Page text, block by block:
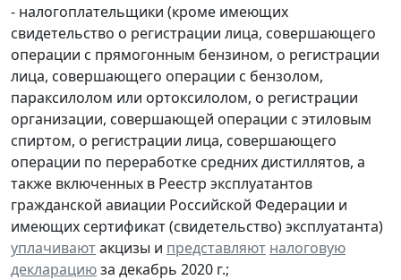
- налогоплательщики (кроме имеющих
свидетельство о регистрации лица, совершающего
операции с прямогонным бензином, о регистрации
лица, совершающего операции с бензолом,
параксилолом или ортоксилолом, о регистрации
организации, совершающей операции с этиловым
спиртом, о регистрации лица, совершающего
операции по переработке средних дистиллятов, а
также включенных в Реестр эксплуатантов
гражданской авиации Российской Федерации и
имеющих сертификат (свидетельство) эксплуатанта)
уплачиваютакцизы и представляют налоговую
декларациюза декабрь 2020 г.;